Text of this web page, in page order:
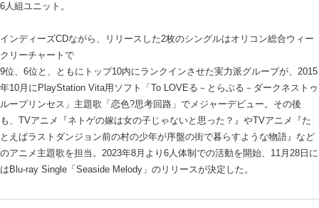
6人組ユニット。
インディーズCDながら、リリースした2枚のシングルはオリコン総合ウィー
クリーチャートで
9位、6位と、ともにトップ10内にランクインさせた実力派グループが、2015
年10月にPlayStation Vita用ソフト「To LOVEる－とらぶる－ダークネストゥ
ループリンセス」主題歌「恋色?思考回路」でメジャーデビュー。その後
も、TVアニメ『ネトゲの嫁は女の子じゃないと思った？』やTVアニメ『た
とえばラストダンジョン前の村の少年が序盤の街で暮らすような物語』など
のアニメ主題歌を担当。2023年8月より6人体制での活動を開始、11月28日に
はBlu-ray Single「Seaside Melody」のリリースが決定した。